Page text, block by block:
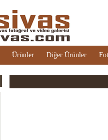
Ürünler Diğer Ürünler